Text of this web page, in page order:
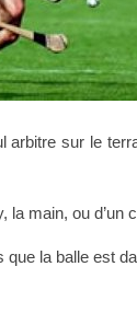
arbitre sur le
la main, ou d’un
que la balle est